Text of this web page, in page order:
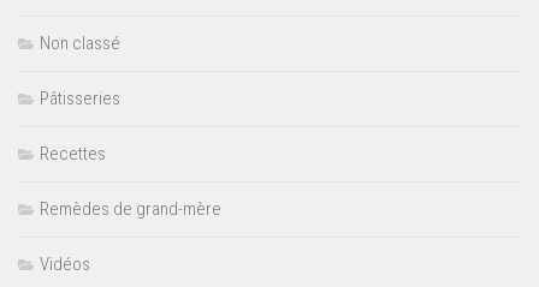
Non classé
Pâtisseries
Recettes
Remèdes de grand-mère
Vidéos